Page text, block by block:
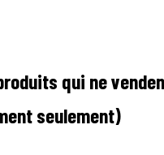
qui ne
seulement)